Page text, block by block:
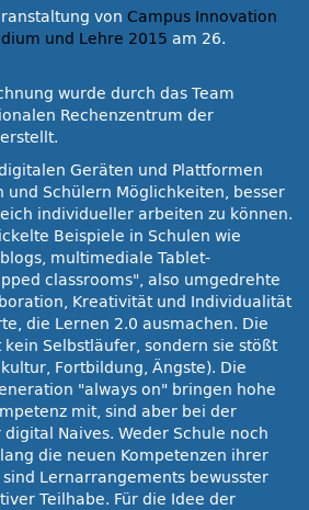
von Campus Innovation
und Lehre 2015 am 26.
wurde durch das Team
Rechenzentrum der
Geräten und Plattformen
Schülern Möglichkeiten, besser
individueller arbeiten zu können.
Beispiele in Schulen wie
multimediale Tablet-
classrooms , also umgedrehte
Kreativität und Individualität
die Lernen 2.0 ausmachen. Die
Selbstläufer, sondern sie stößt
Fortbildung, Ängste). Die
always on
bringen hohe
mit, sind aber bei der
Naives. Weder Schule noch
die neuen Kompetenzen ihrer
Lernarrangements bewusster
Teilhabe. Für die Idee der